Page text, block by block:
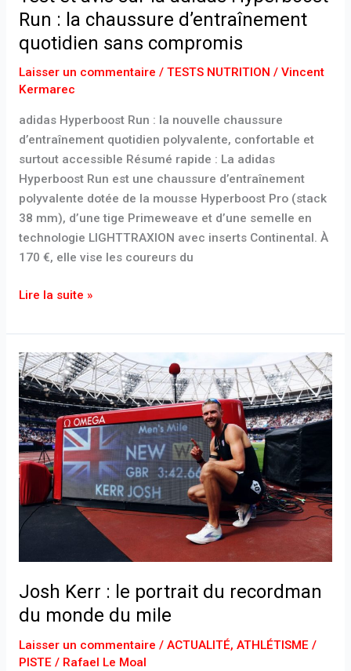
Run : la chaussure d’entraînement
quotidien sans compromis
Laisser un commentaire / TESTS NUTRITION / Vincent
Kermarec
adidas Hyperboost Run : la nouvelle chaussure
d’entraînement quotidien polyvalente, confortable et
surtout accessible Résumé rapide : La adidas
Hyperboost Run est une chaussure d’entraînement
polyvalente dotée de la mousse Hyperboost Pro (stack
38 mm), d’une tige Primeweave et d’une semelle en
technologie LIGHTTRAXION avec inserts Continental. À
170 €, elle vise les coureurs du
d’entraînement
quotidien
sans
compromis
Lire la suite »
Josh Kerr : le portrait du recordman
du monde du mile
Laisser un commentaire / ACTUALITÉ, ATHLÉTISME /
PISTE/ Rafael Le Moal
Josh
Kerr
:
le
portrait
du
recordman
du
monde
du